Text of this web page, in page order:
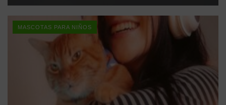
MASCOTAS PARA NIÑOS